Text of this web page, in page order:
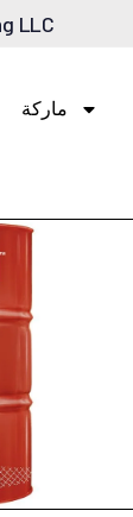
LLC
ماركة